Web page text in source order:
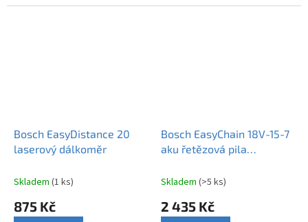
Bosch EasyDistance 20
laserový dálkoměr
Skladem (1 ks)
875 Kč
Bosch EasyChain 18V-15-7
aku řetězová pila
Skladem (>5 ks)
2 435 Kč